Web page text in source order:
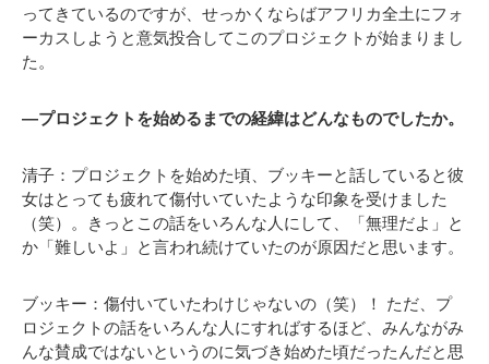
ってきているのですが、せっかくならばアフリカ全土にフォ
ーカスしようと意気投合してこのプロジェクトが始まりまし
た。
―プロジェクトを始めるまでの経緯はどんなものでしたか。
清子：プロジェクトを始めた頃、ブッキーと話していると彼
女はとっても疲れて傷付いていたような印象を受けました
（笑）。きっとこの話をいろんな人にして、「無理だよ」と
か「難しいよ」と言われ続けていたのが原因だと思います。
ブッキー：傷付いていたわけじゃないの（笑）！ ただ、プ
ロジェクトの話をいろんな人にすればするほど、みんながみ
んな賛成ではないというのに気づき始めた頃だったんだと思